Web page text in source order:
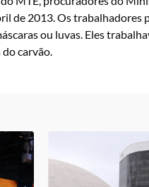
de 2013. Os trabalhadores
ou luvas. Eles
carvão.